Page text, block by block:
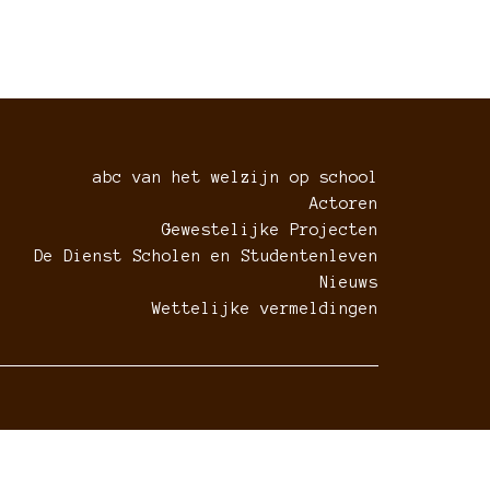
abc van het welzijn op school
Actoren
Gewestelijke Projecten
De Dienst Scholen en Studentenleven
Nieuws
Wettelijke vermeldingen